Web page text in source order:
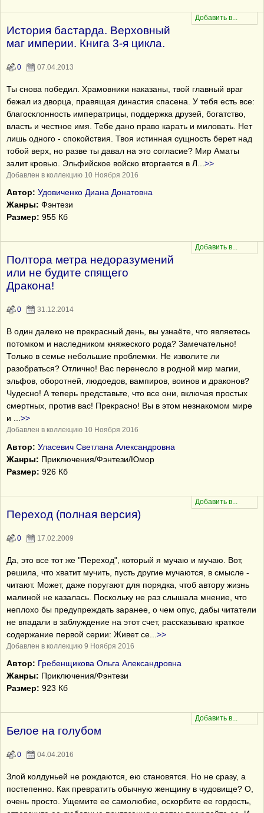
История бастарда. Верховный
маг империи. Книга 3-я цикла.
0 07.04.2013
Ты снова победил. Храмовники наказаны, твой главный враг
бежал из дворца, правящая династия спасена. У тебя есть все:
благосклонность императрицы, поддержка друзей, богатство,
власть и честное имя. Тебе дано право карать и миловать. Нет
лишь одного - спокойствия. Твоя истинная сущность берет над
тобой верх, но разве ты давал на это согласие? Мир Аматы
залит кровью. Эльфийское войско вторгается в Л
>>
Добавлен в коллекцию 10 Ноября 2016
Автор: Удовиченко Диана Донатовна
Жанры: Фэнтези
Размер: 955 Кб
Полтора метра недоразумений
или не будите спящего
Дракона!
0 31.12.2014
В один далеко не прекрасный день, вы узнаёте, что являетесь
потомком и наследником княжеского рода? Замечательно!
Только в семье небольшие проблемки. Не изволите ли
разобраться? Отлично! Вас перенесло в родной мир магии,
эльфов, оборотней, людоедов, вампиров, воинов и драконов?
Чудесно! А теперь представьте, что все они, включая простых
смертных, против вас! Прекрасно! Вы в этом незнакомом мире
и
>>
Добавлен в коллекцию 10 Ноября 2016
Автор: Уласевич Светлана Александровна
Жанры: Приключения/Фэнтези/Юмор
Размер: 926 Кб
Переход (полная версия)
0 17.02.2009
Да, это все тот же "Переход", который я мучаю и мучаю. Вот,
решила, что хватит мучить, пусть другие мучаются, в смысле -
читают. Может, даже поругают для порядка, чтоб автору жизнь
малиной не казалась. Поскольку не раз слышала мнение, что
неплохо бы предупреждать заранее, о чем опус, дабы читатели
не впадали в заблуждение на этот счет, рассказываю краткое
содержание первой серии: Живет се
>>
Добавлен в коллекцию 9 Ноября 2016
Автор: Гребенщикова Ольга Александровна
Жанры: Приключения/Фэнтези
Размер: 923 Кб
Белое на голубом
0 04.04.2016
Злой колдуньей не рождаются, ею становятся. Но не сразу, а
постепенно. Как превратить обычную женщину в чудовище? О,
очень просто. Ущемите ее самолюбие, оскорбите ее гордость,